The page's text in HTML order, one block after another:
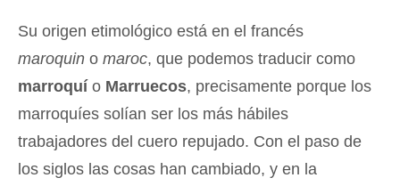
Su origen etimológico está en el francés
maroquin o maroc, que podemos traducir como
marroquí o Marruecos, precisamente porque los
marroquíes solían ser los más hábiles
trabajadores del cuero repujado. Con el paso de
los siglos las cosas han cambiado, y en la